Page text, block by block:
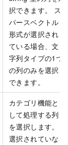
択できます。 ス
パースベクトル
形式が選択され
ている場合、文
字列タイプの1つ
の列のみを選択
できます。
カテゴリ機能と
して処理する列
を選択します。
選択されていな